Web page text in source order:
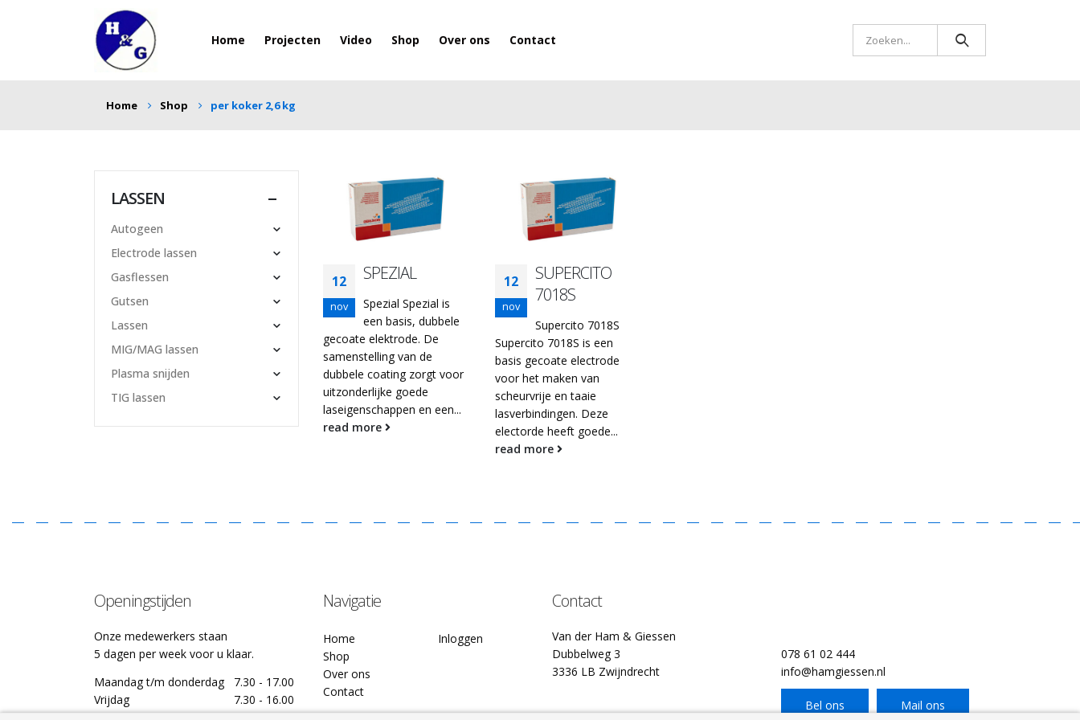
Home Projecten Video Shop Over ons Contact
Home Shop per koker 2,6 kg
12
nov
SPEZIAL
Spezial Spezial is
een basis, dubbele
gecoate elektrode. De
samenstelling van de
dubbele coating zorgt voor
uitzonderlijke goede
laseigenschappen en een...
read more
12
nov
SUPERCITO
7018S
Supercito 7018S
Supercito 7018S is een
basis gecoate electrode
voor het maken van
scheurvrije en taaie
lasverbindingen. Deze
electorde heeft goede...
read more
LASSEN
Autogeen
Electrode lassen
Gasflessen
Gutsen
Lassen
MIG/MAG lassen
Plasma snijden
TIG lassen
Openingstijden
Onze medewerkers staan
5 dagen per week voor u klaar.
Maandag t/m donderdag
7.30 - 17.00
Vrijdag
7.30 - 16.00
Navigatie
Home
Shop
Over ons
Contact
Inloggen
Contact
Van der Ham & Giessen
Dubbelweg 3
3336 LB Zwijndrecht
078 61 02 444
info@hamgiessen.nl
Bel ons Mail ons